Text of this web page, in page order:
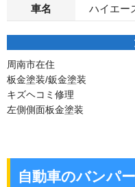
車名 ハイエー
周南市在住
板金塗装/鈑金塗装
キズヘコミ修理
左側側面板金塗装
自動車のバンパ